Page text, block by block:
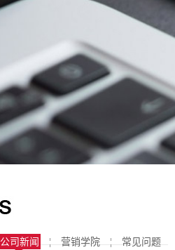
公司新闻 ¦ 营销学院 ¦ 常见问题